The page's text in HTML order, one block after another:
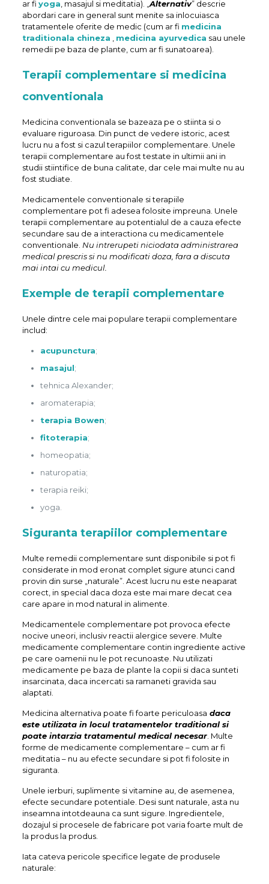
ar fi yoga , masajul si meditatia). „ Alternativ” descrie
abordari care in general sunt menite sa inlocuiasca
tratamentele oferite de medic (cum ar fi medicina
traditionala chineza
medicina ayurvedica sau unele
remedii pe baza de plante, cum ar fi sunatoarea).
Terapii complementare si medicina
conventionala
Medicina conventionala se bazeaza pe o stiinta si o
evaluare riguroasa. Din punct de vedere istoric, acest
lucru nu a fost si cazul terapiilor complementare. Unele
terapii complementare au fost testate in ultimii ani in
studii stiintifice de buna calitate, dar cele mai multe nu au
fost studiate.
Medicamentele conventionale si terapiile
complementare pot fi adesea folosite impreuna. Unele
terapii complementare au potentialul de a cauza efecte
secundare sau de a interactiona cu medicamentele
conventionale. Nu intrerupeti niciodata administrarea
medical prescris si nu modificati doza, fara a discuta
mai intai cu medicul.
Exemple de terapii complementare
Unele dintre cele mai populare terapii complementare
includ:
acupunctura;
masajul;
tehnica Alexander;
aromaterapia;
terapia Bowen;
fitoterapia;
homeopatia;
naturopatia;
terapia reiki;
yoga.
Siguranta terapiilor complementare
Multe remedii complementare sunt disponibile si pot fi
considerate in mod eronat complet sigure atunci cand
provin din surse „naturale”. Acest lucru nu este neaparat
corect, in special daca doza este mai mare decat cea
care apare in mod natural in alimente.
Medicamentele complementare pot provoca efecte
nocive uneori, inclusiv reactii alergice severe. Multe
medicamente complementare contin ingrediente active
pe care oamenii nu le pot recunoaste. Nu utilizati
medicamente pe baza de plante la copii si daca sunteti
insarcinata, daca incercati sa ramaneti gravida sau
alaptati.
Medicina alternativa poate fi foarte periculoasa daca
este utilizata in locul tratamentelor traditional si
poate intarzia tratamentul medical necesar. Multe
forme de medicamente complementare – cum ar fi
meditatia – nu au efecte secundare si pot fi folosite in
siguranta.
Unele ierburi, suplimente si vitamine au, de asemenea,
efecte secundare potentiale. Desi sunt naturale, asta nu
inseamna intotdeauna ca sunt sigure. Ingredientele,
dozajul si procesele de fabricare pot varia foarte mult de
la produs la produs.
Iata cateva pericole specifice legate de produsele
naturale: